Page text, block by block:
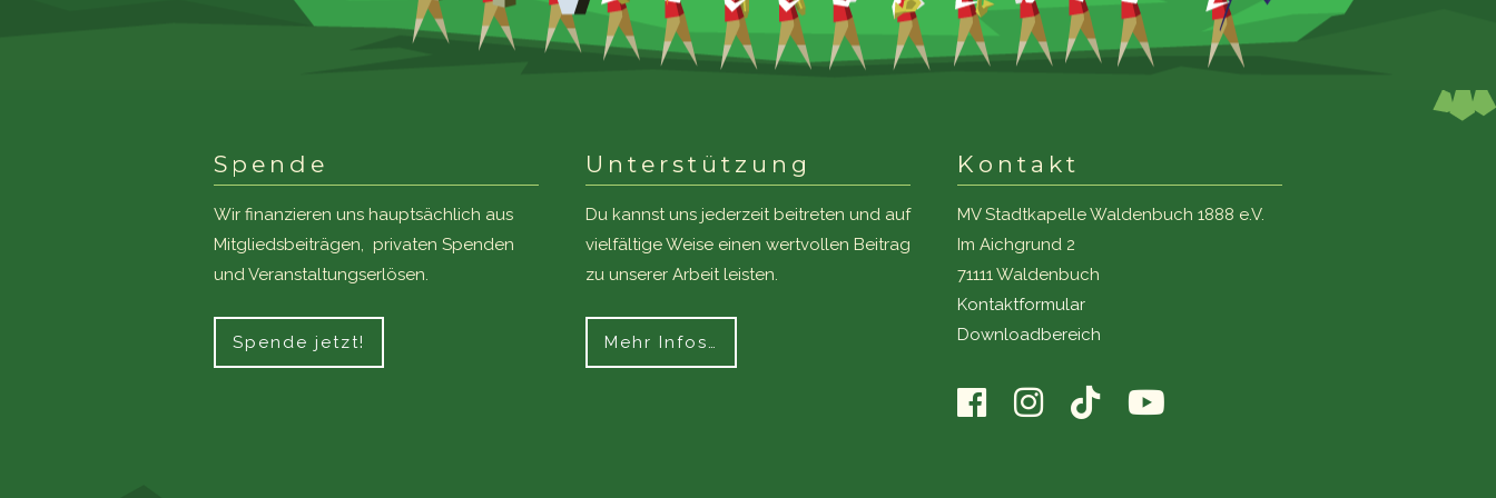
Spende
Wir finanzieren uns hauptsächlich aus
Mitgliedsbeiträgen, privaten Spenden
und Veranstaltungserlösen.
Spende jetzt!
Unterstützung
Du kannst uns jederzeit beitreten und auf
vielfältige Weise einen wertvollen Beitrag
zu unserer Arbeit leisten.
Mehr Infos…
Kontakt
MV Stadtkapelle Waldenbuch 1888 e.V.
Im Aichgrund 2
71111 Waldenbuch
Kontaktformular
Downloadbereich